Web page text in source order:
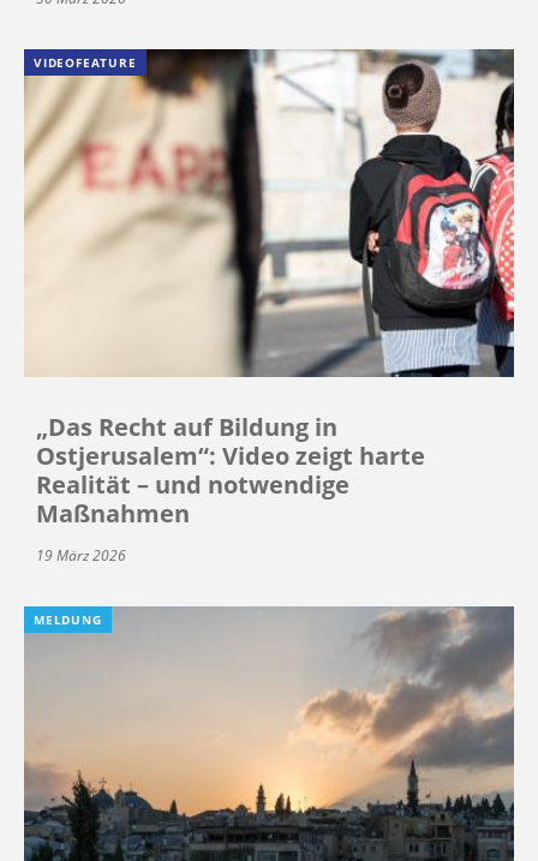
VIDEOFEATURE
„Das Recht auf Bildung in
Ostjerusalem“: Video zeigt harte
Realität – und notwendige
Maßnahmen
19 März 2026
MELDUNG